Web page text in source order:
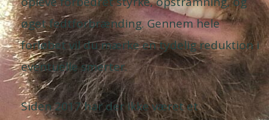
øget fedtforbrænding. Gennem hele
forløbet vil du mærke en tydelig reduktion i
eventuelle smerter.
Siden 2017 har der ikke været et